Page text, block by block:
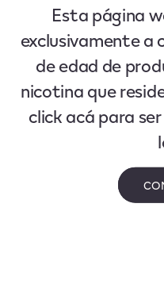
Esta página
exclusivamente a
de edad de
nicotina que
click acá para